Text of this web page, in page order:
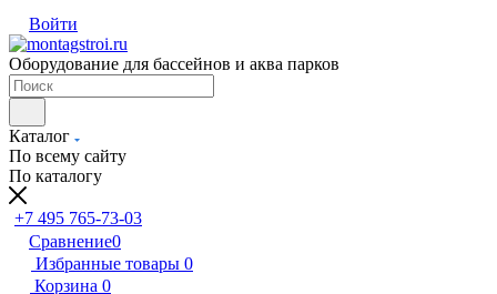
Войти
Оборудование для бассейнов и аква парков
Каталог
По всему сайту
По каталогу
+7 495 765-73-03
Сравнение0
Избранные товары 0
Корзина 0